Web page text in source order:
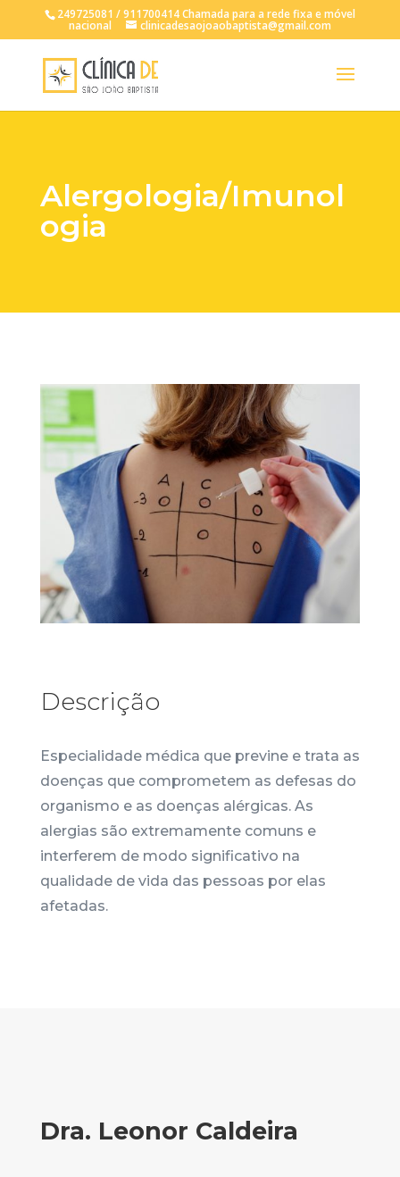
249725081 / 911700414 Chamada para a rede fixa e móvel
nacional clinicadesaojoaobaptista@gmail.com
Alergologia/Imunol
ogia
Descrição
Especialidade médica que previne e trata as
doenças que comprometem as defesas do
organismo e as doenças alérgicas. As
alergias são extremamente comuns e
interferem de modo significativo na
qualidade de vida das pessoas por elas
afetadas.
Dra. Leonor Caldeira